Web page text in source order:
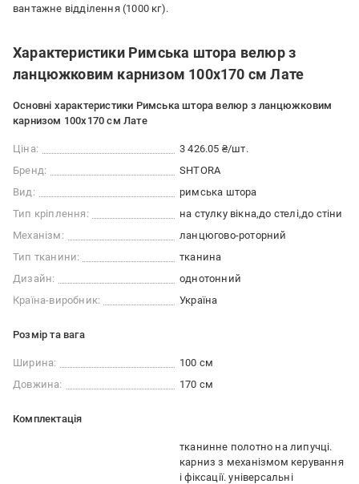
вантажне відділення (1000 кг).
Характеристики Римська штора велюр з
ланцюжковим карнизом 100х170 см Лате
Основні характеристики Римська штора велюр з ланцюжковим
карнизом 100х170 см Лате
Ціна:
3 426.05 ₴/шт.
Бренд:
SHTORA
Вид:
римська штора
Тип кріплення:
на стулку вікна до стелі до стіни
Механізм:
ланцюгово-роторний
Тип тканини:
тканина
Дизайн:
однотонний
Країна-виробник:
Україна
Розмір та вага
Ширина:
100 см
Довжина:
170 см
Комплектація
тканинне полотно на липучці.
карниз з механізмом керування
і фіксації. універсальні